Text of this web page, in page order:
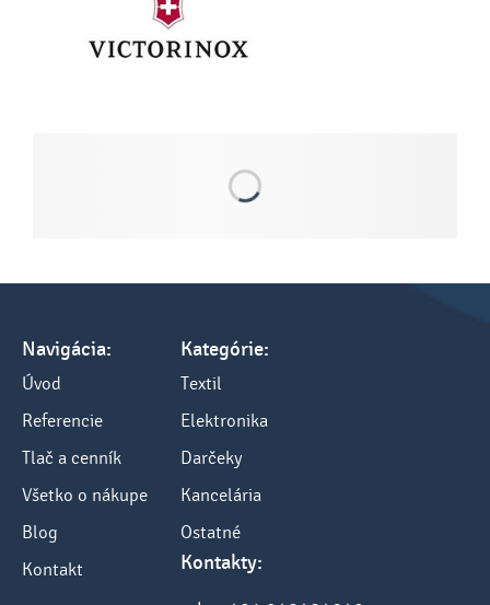
Navigácia:
Úvod
Referencie
Tlač a cenník
Všetko o nákupe
Blog
Kontakt
Kategórie:
Textil
Elektronika
Darčeky
Kancelária
Ostatné
Kontakty: